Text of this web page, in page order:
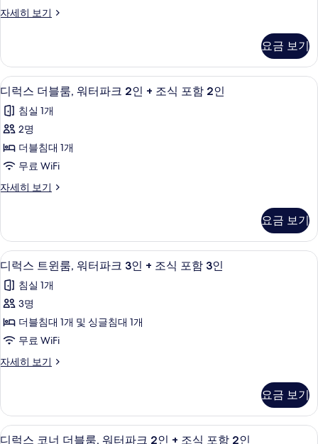
기
식
함
2
인
사
진
모
두
보
자세히 보기
디
너
더
블,
조
식
포
2
인
세
요금 보기
디
럭
스
더
블
워
파
크
2
인
+
조
식
포
인
사
디럭스 더블룸, 워터파크 2인 + 조식
3
디럭스 더블룸, 워터파크 2인 + 조식 포함 2인
침실 1개
2명
더블침대 1개
무료 WiFi
자세히 보기
디
블
룸,
워
터
파
크
인
+
식
인
자
요금 보기
디
럭
스
트
윈
워
파
크
디럭스 트윈룸, 워터파크 3인 + 조식
5
디럭스 트윈룸, 워터파크 3인 + 조식 포함 3인
침실 1개
3명
더블침대 1개 및 싱글침대 1개
무료 WiFi
자세히 보기
디
윈
룸,
워
요금 보기
디
객실 내 금고, 책상, 노트북 작업 공간,
4
디럭스 코너 더블룸, 워터파크 2인 + 조식 포함 2인